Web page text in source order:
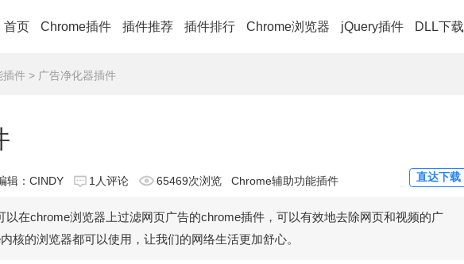
首页 Chrome插件 插件推荐 插件排行 Chrome浏览器 jQuery插件 DLL下载
插件 > 广告净化器插件
辑：CINDY 1人评论 65469次浏览 Chrome辅助功能插件 直达下载
以在chrome浏览器上过滤网页广告的chrome插件，可以有效地去除网页和视频的广
核的浏览器都可以使用，让我们的网络生活更加舒心。